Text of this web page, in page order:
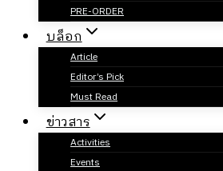
PRE-ORDER
บล็อก
Article
Editor’s Pick
Must Read
ข่าวสาร
Activities
Events